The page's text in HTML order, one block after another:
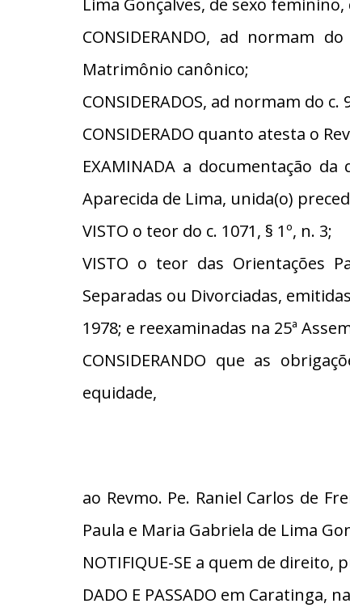
Lima Gonçalves, de sexo
CONSIDERANDO, ad normam
Matrimônio canônico;
CONSIDERADOS, ad normam do
CONSIDERADO quanto atesta o
EXAMINADA a documentação
Aparecida de Lima, unida(o)
VISTO o teor do c. 1071, § 1º, n. 3;
VISTO o teor das Orientações
Separadas ou Divorciadas,
1978; e reexaminadas na 25ª
CONSIDERANDO que as
equidade,
ao Revmo. Pe. Raniel Carlos de
Paula e Maria Gabriela de Lima
NOTIFIQUE-SE a quem de direito,
DADO E PASSADO em Caratinga,